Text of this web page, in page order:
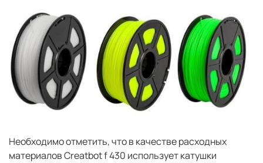
Необходимо отметить, что в качестве расходных
материалов Сreatbot f 430 использует катушки